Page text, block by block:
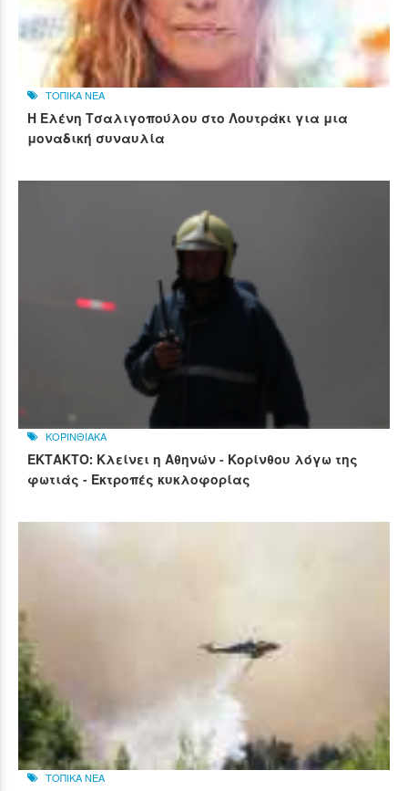
ΤΟΠΙΚΑ ΝΕΑ
Η Ελένη Τσαλιγοπούλου στο Λουτράκι για μια
μοναδική συναυλία
ΚΟΡΙΝΘΙΑΚΑ
ΕΚΤΑΚΤΟ: Κλείνει η Αθηνών - Κορίνθου λόγω της
φωτιάς - Εκτροπές κυκλοφορίας
ΤΟΠΙΚΑ ΝΕΑ